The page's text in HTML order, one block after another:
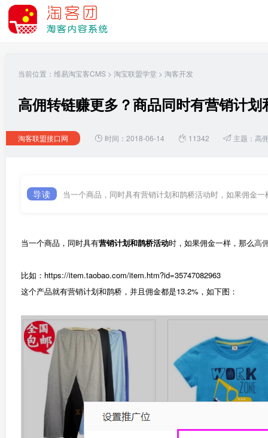
当前位置： 维易淘宝客CMS > 淘宝联盟学堂 > 淘客开发
高佣转链赚更多？商品同时有营销计
淘客联盟接口网 时间：2018-06-14 11342 主题： 高
导读 当一个商品，同时具有营销计划和鹊桥活动时，如果佣金
当一个商品，同时具有营销计划和鹊桥活动时，如果佣金一样，那么高
比如：https://item.taobao.com/item.htm?id=35747082963
这个产品就有营销计划和鹊桥，并且佣金都是13.2%，如下图：